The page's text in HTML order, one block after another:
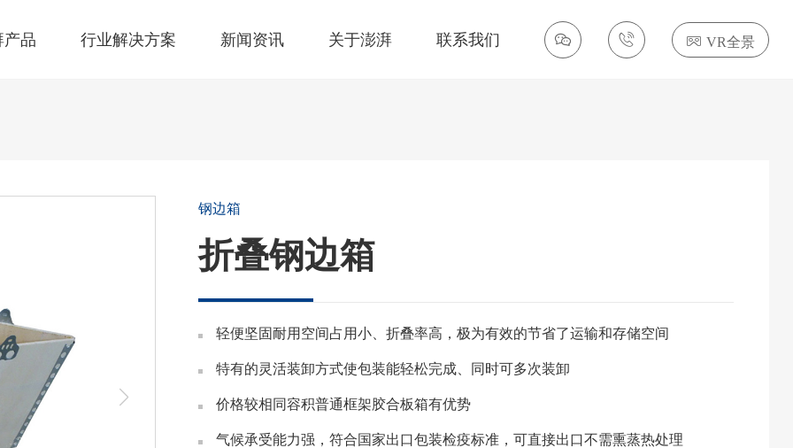
产品 行业解决方案 新闻资讯 关于澎湃 联系我们 VR全景
钢边箱
折叠钢边箱
轻便坚固耐用空间占用小、折叠率高，极为有效的节省了运输和存储空间
特有的灵活装卸方式使包装能轻松完成、同时可多次装卸
价格较相同容积普通框架胶合板箱有优势
气候承受能力强，符合国家出口包装检疫标准，可直接出口不需熏蒸热处理